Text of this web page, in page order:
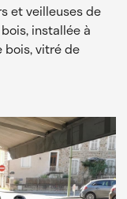
et veilleuses de
installée à
bois, vitré de